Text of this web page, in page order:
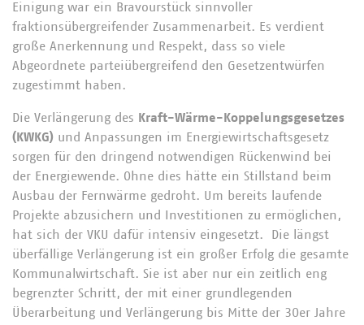
Einigung war ein Bravourstück sinnvoller
fraktionsübergreifender Zusammenarbeit. Es verdient
große Anerkennung und Respekt, dass so viele
Abgeordnete parteiübergreifend den Gesetzentwürfen
zugestimmt haben.
Die Verlängerung des
Kraft-Wärme-Koppelungsgesetzes
(KWKG) und Anpassungen im Energiewirtschaftsgesetz
sorgen für den dringend notwendigen Rückenwind bei
der Energiewende. Ohne dies hätte ein Stillstand beim
Ausbau der Fernwärme gedroht. Um bereits laufende
Projekte abzusichern und Investitionen zu ermöglichen,
hat sich der VKU dafür intensiv eingesetzt. Die längst
überfällige Verlängerung ist ein großer Erfolg die gesamte
Kommunalwirtschaft. Sie ist aber nur ein zeitlich eng
begrenzter Schritt, der mit einer grundlegenden
Überarbeitung und Verlängerung bis Mitte der 30er Jahre